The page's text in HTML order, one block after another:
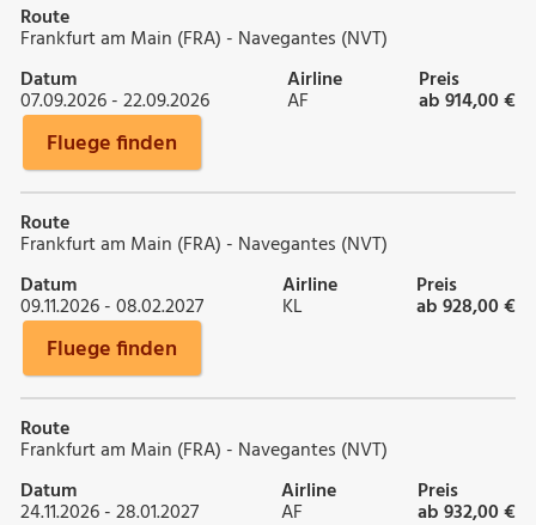
Route
Frankfurt am Main (FRA) - Navegantes (NVT)
Datum
07.09.2026 - 22.09.2026
Airline
AF
Preis
ab 914,00 €
Fluege finden
Route
Frankfurt am Main (FRA) - Navegantes (NVT)
Datum
09.11.2026 - 08.02.2027
Airline
KL
Preis
ab 928,00 €
Fluege finden
Route
Frankfurt am Main (FRA) - Navegantes (NVT)
Datum
24.11.2026 - 28.01.2027
Airline
AF
Preis
ab 932,00 €